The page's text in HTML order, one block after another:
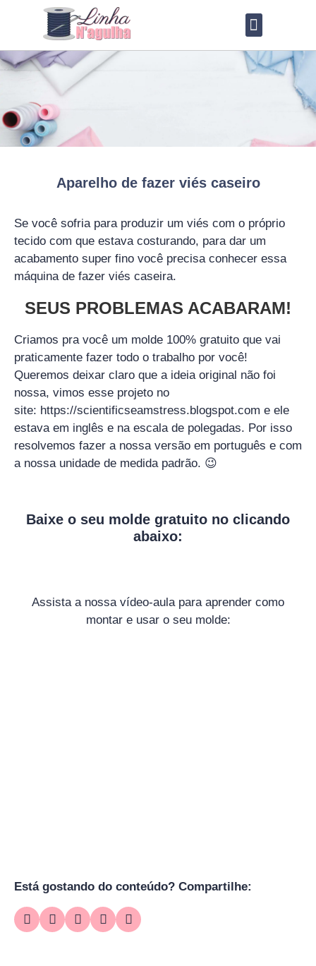
Aparelho de fazer viés caseiro
Se você sofria para produzir um viés com o próprio
tecido com que estava costurando, para dar um
acabamento super fino você precisa conhecer essa
máquina de fazer viés caseira.
SEUS PROBLEMAS ACABARAM!
Criamos pra você um molde 100% gratuito que vai
praticamente fazer todo o trabalho por você!
Queremos deixar claro que a ideia original não foi
nossa, vimos esse projeto no
site: https://scientificseamstress.blogspot.com e ele
estava em inglês e na escala de polegadas. Por isso
resolvemos fazer a nossa versão em português e com
a nossa unidade de medida padrão. 😉
Baixe o seu molde gratuito no clicando
abaixo:
Assista a nossa vídeo-aula para aprender como
montar e usar o seu molde:
Está gostando do conteúdo? Compartilhe: